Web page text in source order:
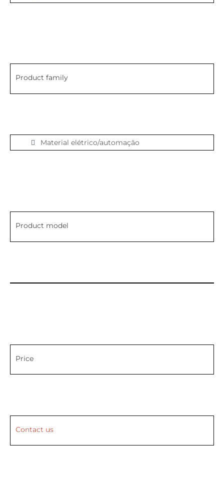
Product family
Material elétrico/automação
Product model
Price
Contact us